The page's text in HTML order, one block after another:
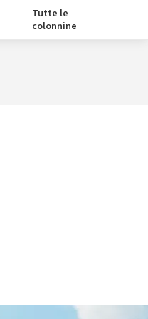
Tutte le
colonnine